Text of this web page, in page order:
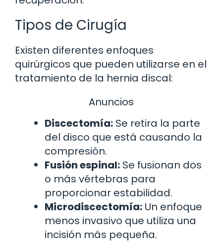
Tipos de Cirugía
Existen diferentes enfoques
quirúrgicos que pueden utilizarse en el
tratamiento de la hernia discal:
Anuncios
Discectomía: Se retira la parte
del disco que está causando la
compresión.
Fusión espinal: Se fusionan dos
o más vértebras para
proporcionar estabilidad.
Microdiscectomía: Un enfoque
menos invasivo que utiliza una
incisión más pequeña.